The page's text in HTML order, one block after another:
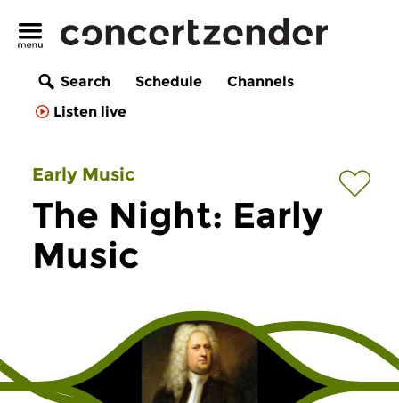
Search Schedule
Channels
Listen live
Early Music
The Night: Early
Music